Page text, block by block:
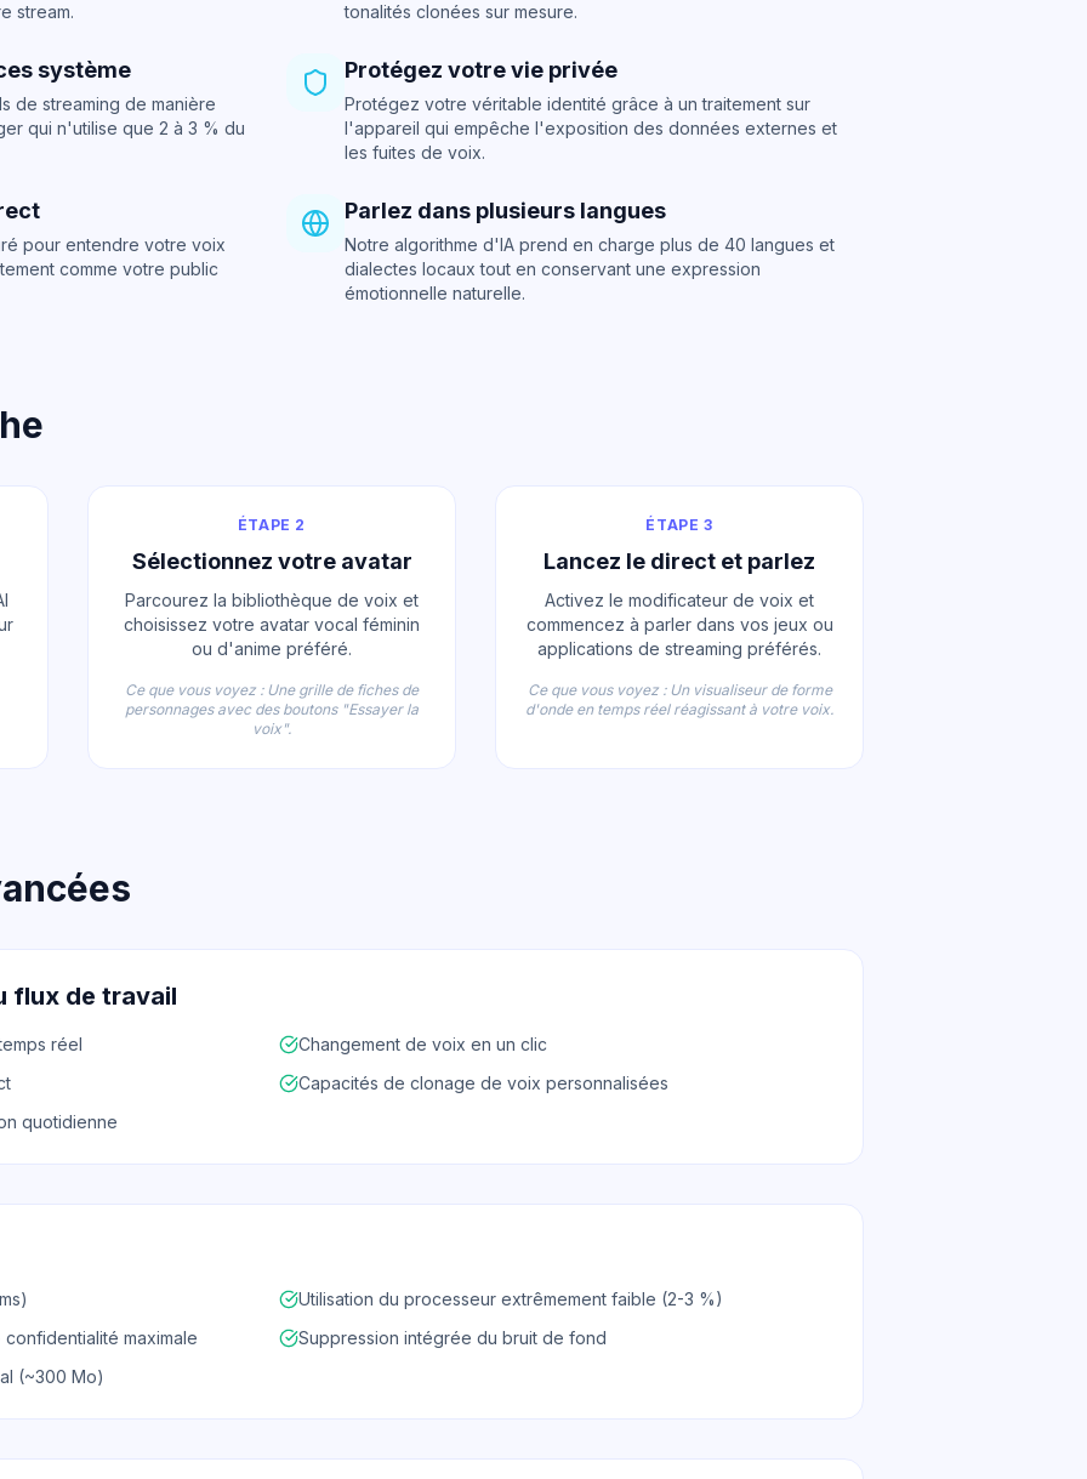
stream.
tonalités clonées sur mesure.
système
de streaming de manière
qui n'utilise que 2 à 3 % du
Protégez votre vie privée
Protégez votre véritable identité grâce à un traitement sur
l'appareil qui empêche l'exposition des données externes et
les fuites de voix.
pour entendre votre voix
comme votre public
Parlez dans plusieurs langues
Notre algorithme d'IA prend en charge plus de 40 langues et
dialectes locaux tout en conservant une expression
émotionnelle naturelle.
ÉTAPE 2
Sélectionnez votre avatar
Parcourez la bibliothèque de voix et
choisissez votre avatar vocal féminin
ou d'anime préféré.
Ce que vous voyez : Une grille de fiches de
personnages avec des boutons "Essayer la
voix".
ÉTAPE 3
Lancez le direct et parlez
Activez le modificateur de voix et
commencez à parler dans vos jeux ou
applications de streaming préférés.
Ce que vous voyez : Un visualiseur de forme
d'onde en temps réel réagissant à votre voix.
flux de travail
réel
Changement de voix en un clic
Capacités de clonage de voix personnalisées
quotidienne
Utilisation du processeur extrêmement faible (2-3 %)
maximale
Suppression intégrée du bruit de fond
(~300 Mo)